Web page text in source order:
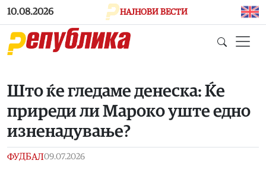
Skip to main content
10.08.2026 НАЈНОВИ ВЕСТИ
Што ќе гледаме денеска: Ќе
приреди ли Мароко уште едно
изненадување?
ФУДБАЛ09.07.2026